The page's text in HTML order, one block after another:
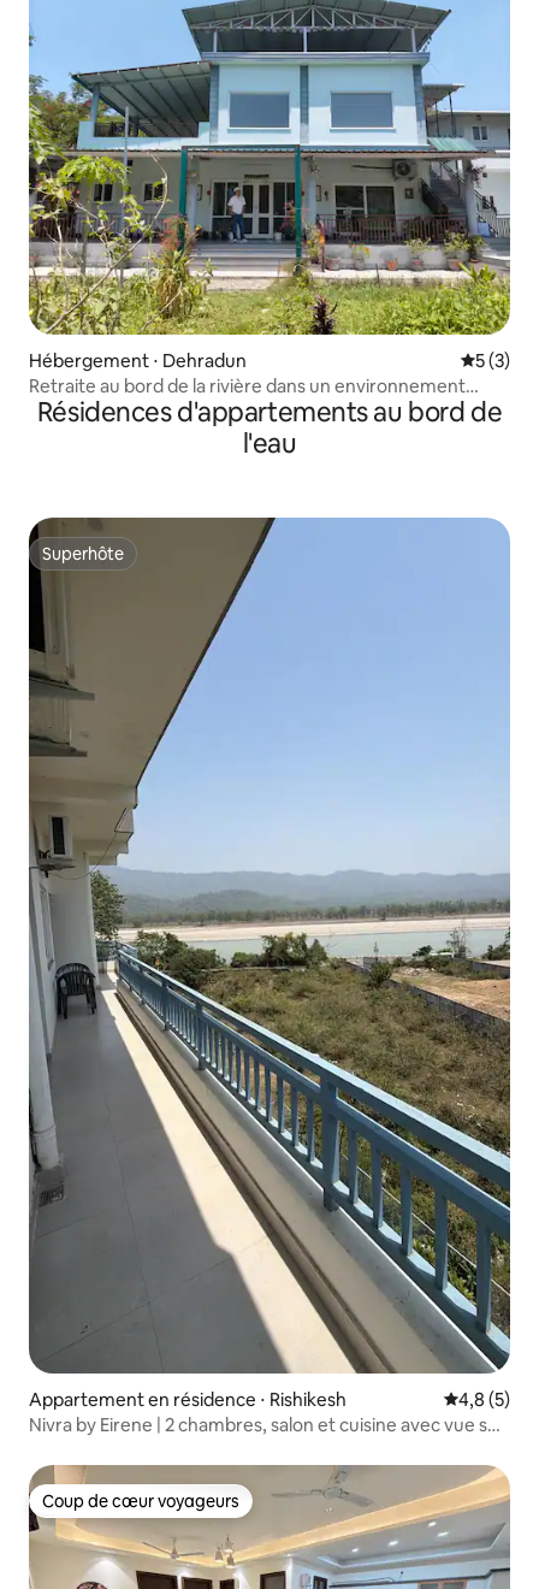
Hébergement ⋅ Dehradun
5 (3)
Retraite au bord de la rivière dans un environnement
naturel
Résidences d'appartements au bord de
l'eau
Superhôte
Superhôte
Appartement en résidence ⋅ Rishikesh Évaluation
4,8 (5)
Nivra by Eirene | 2 chambres, salon et cuisine avec vue sur
Coup de cœur voyageurs
Coup de cœur voyageurs